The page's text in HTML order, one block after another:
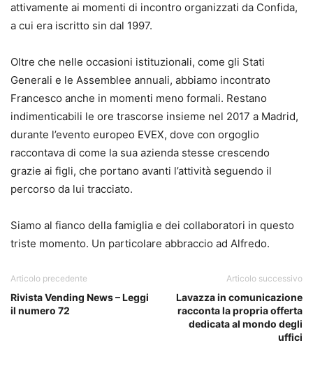
attivamente ai momenti di incontro organizzati da Confida,
a cui era iscritto sin dal 1997.
Oltre che nelle occasioni istituzionali, come gli Stati
Generali e le Assemblee annuali, abbiamo incontrato
Francesco anche in momenti meno formali. Restano
indimenticabili le ore trascorse insieme nel 2017 a Madrid,
durante l’evento europeo EVEX, dove con orgoglio
raccontava di come la sua azienda stesse crescendo
grazie ai figli, che portano avanti l’attività seguendo il
percorso da lui tracciato.
Siamo al fianco della famiglia e dei collaboratori in questo
triste momento. Un particolare abbraccio ad Alfredo.
Articolo precedente
Rivista Vending News – Leggi
il numero 72
Articolo successivo
Lavazza in comunicazione
racconta la propria offerta
dedicata al mondo degli
uffici